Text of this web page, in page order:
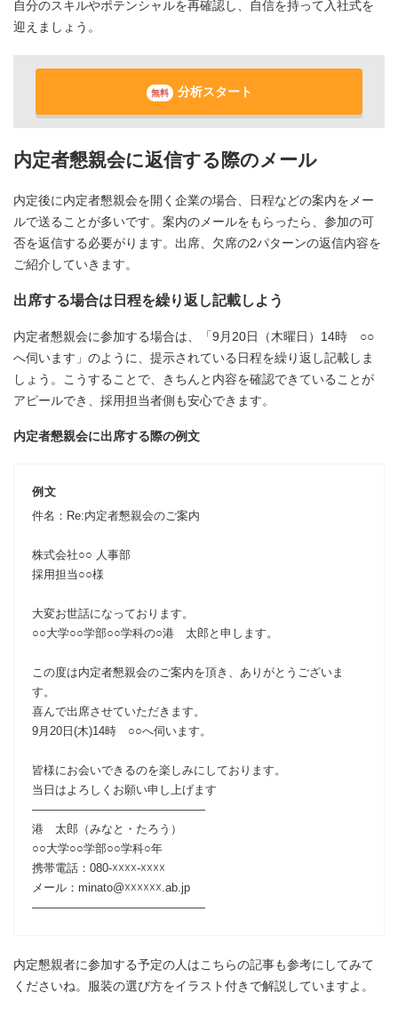
自分のスキルやポテンシャルを再確認し、自信を持って入社式を
迎えましょう。
無料 分析スタート
内定者懇親会に返信する際のメール
内定後に内定者懇親会を開く企業の場合、日程などの案内をメー
ルで送ることが多いです。案内のメールをもらったら、参加の可
否を返信する必要がります。出席、欠席の2パターンの返信内容を
ご紹介していきます。
出席する場合は日程を繰り返し記載しよう
内定者懇親会に参加する場合は、「9月20日（木曜日）14時 ○○
へ伺います」のように、提示されている日程を繰り返し記載しま
しょう。こうすることで、きちんと内容を確認できていることが
アピールでき、採用担当者側も安心できます。
内定者懇親会に出席する際の例文
例文
件名：Re:内定者懇親会のご案内
株式会社○○ 人事部
採用担当○○様
大変お世話になっております。
○○大学○○学部○○学科の○港 太郎と申します。
この度は内定者懇親会のご案内を頂き、ありがとうございま
す。
喜んで出席させていただきます。
9月20日(木)14時 ○○へ伺います。
皆様にお会いできるのを楽しみにしております。
当日はよろしくお願い申し上げます
―――――――――――――――
港 太郎（みなと・たろう）
○○大学○○学部○○学科○年
携帯電話：080-☓☓☓☓-☓☓☓☓
メール：minato@☓☓☓☓☓☓.ab.jp
―――――――――――――――
内定懇親者に参加する予定の人はこちらの記事も参考にしてみて
くださいね。服装の選び方をイラスト付きで解説していますよ。